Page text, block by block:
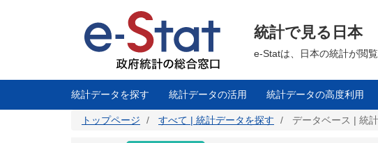
に
統計で見る日本
e-Statは、日本の統計が閲
統計データを探す 統計データの活用 統計データの高度利用
トップページ すべて | 統計データを探す データベース | 統